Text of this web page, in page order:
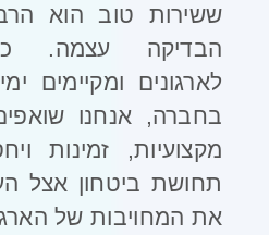
ששירות טוב הוא
הבדיקה עצמה.
לארגונים ומקיימים
בחברה, אנחנו
מקצועיות, זמינות
תחושת ביטחון אצל
את המחויבות של